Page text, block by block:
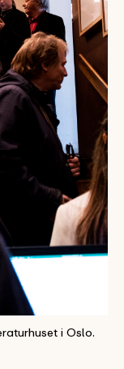
i Oslo.